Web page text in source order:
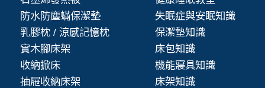
防水防塵蟎保潔墊
乳膠枕 / 涼感記憶枕
實木腳床架
收納掀床
抽屜收納床架
失眠症與安眠知識
保潔墊知識
床包知識
機能寢具知識
床架知識